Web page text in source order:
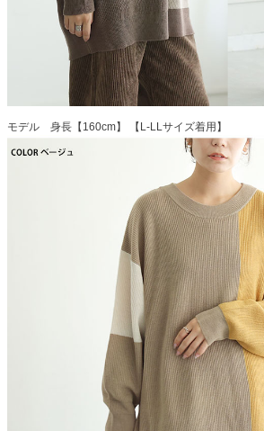
モデル 身長【160cm】 【L-LLサイズ着用】